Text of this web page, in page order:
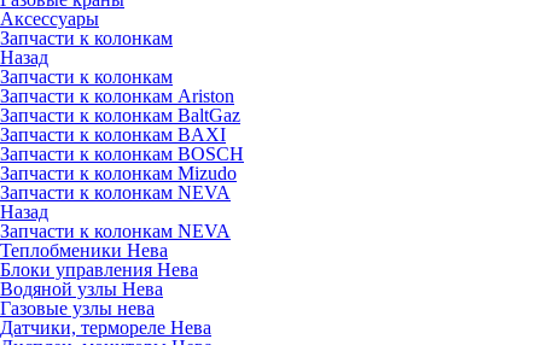
Аксессуары
Запчасти к колонкам
Назад
Запчасти к колонкам
Запчасти к колонкам Ariston
Запчасти к колонкам BaltGaz
Запчасти к колонкам BAXI
Запчасти к колонкам BOSCH
Запчасти к колонкам Mizudo
Запчасти к колонкам NEVA
Назад
Запчасти к колонкам NEVA
Теплобменики Нева
Блоки управления Нева
Водяной узлы Нева
Газовые узлы нева
Датчики, термореле Нева